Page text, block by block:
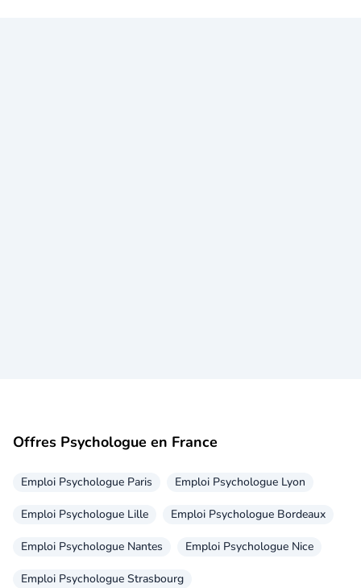
Offres Psychologue en France
Emploi Psychologue Paris Emploi Psychologue Lyon
Emploi Psychologue Lille Emploi Psychologue Bordeaux
Emploi Psychologue Nantes Emploi Psychologue Nice
Emploi Psychologue Strasbourg